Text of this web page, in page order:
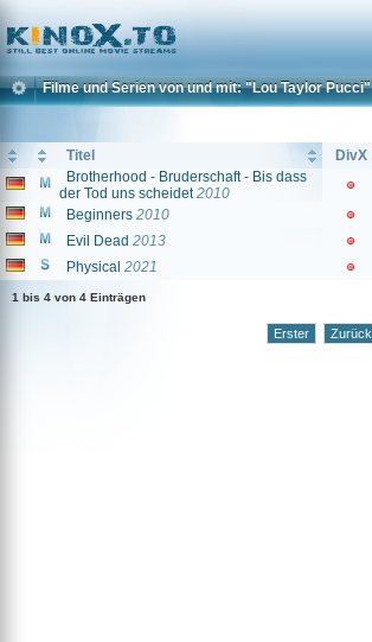
Home
Filme und Serien von und mit: "Lou Taylor Pucci"
Titel DivX
Brotherhood - Bruderschaft - Bis dass
der Tod uns scheidet 2010
Beginners 2010
Evil Dead 2013
Physical 2021
1 bis 4 von 4 Einträgen
Erster Zurück